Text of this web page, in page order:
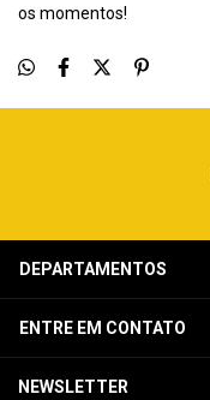
os momentos!
DEPARTAMENTOS
ENTRE EM CONTATO
NEWSLETTER